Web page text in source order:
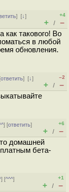
][↓]
+4
+ / –
как такового! Во
в любой
обновления.
ответить][↓]
–2
+ / –
] [ответить]
+6
+ / –
домашней
бета-
] [^^^]
+1
+ / –